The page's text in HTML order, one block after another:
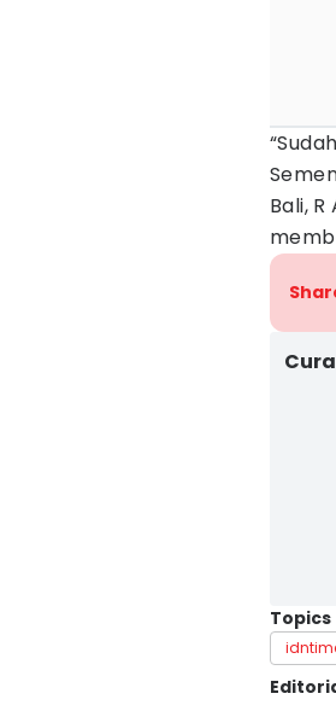
Bali,
Topics